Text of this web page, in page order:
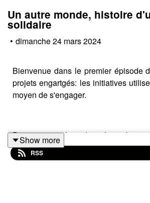
Un autre monde, histoire
solidaire
• dimanche 24 mars 2024
Bienvenue dans le premier épisode
projets engartgés: les initiatives
moyen de s'engager.
Dans cet épisode, la
Beauguillon nous raconte, à
photographie, celle du journal Un
Show more
RSS